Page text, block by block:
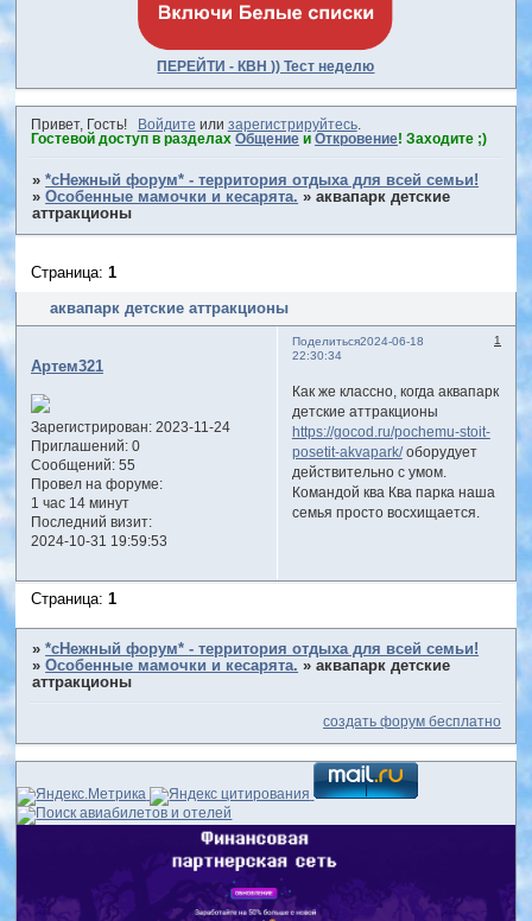
ПЕРЕЙТИ - КВН )) Тест неделю
Привет, Гость! Войдите или зарегистрируйтесь.
Гостевой доступ в разделах Общениеи Откровение! Заходите ;)
»*сНежный форум* - территория отдыха для всей семьи!
»Особенные мамочки и кесарята. »аквапарк детские
аттракционы
аквапарк детские аттракционы
Страница:1
Поделиться 1
2024-06-18
22:30:34
Артем321
Зарегистрирован: 2023-11-24
Приглашений:0
Сообщений:55
Провел на форуме:
1 час 14 минут
Последний визит:
2024-10-31 19:59:53
Как же классно, когда аквапарк
детские аттракционы
https://gocod.ru/pochemu-stoit-
posetit-akvapark/оборудует
действительно с умом.
Командой ква Ква парка наша
семья просто восхищается.
Страница:1
»*сНежный форум* - территория отдыха для всей семьи!
»Особенные мамочки и кесарята. »аквапарк детские
аттракционы
создать форум бесплатно